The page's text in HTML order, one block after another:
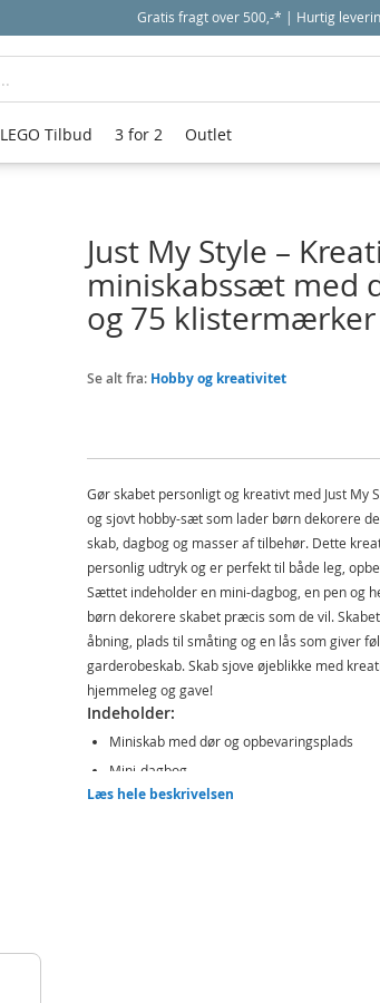
Gratis fragt over 500,-* | Hurtig
Just My Style –
miniskabssæt med
og 75 klistermærker
Se alt fra: Hobby og kreativitet
Gør skabet personligt og kreativt med Just My
og sjovt hobby-sæt som lader børn dekorere
skab, dagbog og masser af tilbehør. Dette
personlig udtryk og er perfekt til både leg,
Sættet indeholder en mini-dagbog, en pen og
børn dekorere skabet præcis som de vil.
åbning, plads til småting og en lås som giver
garderobeskab. Skab sjove øjeblikke med
hjemmeleg og gave!
Indeholder:
Miniskab med dør og opbevaringsplads
Mini-dagbog
Pen
Læs hele beskrivelsen
LEGO Tilbud 3 for 2 Outlet